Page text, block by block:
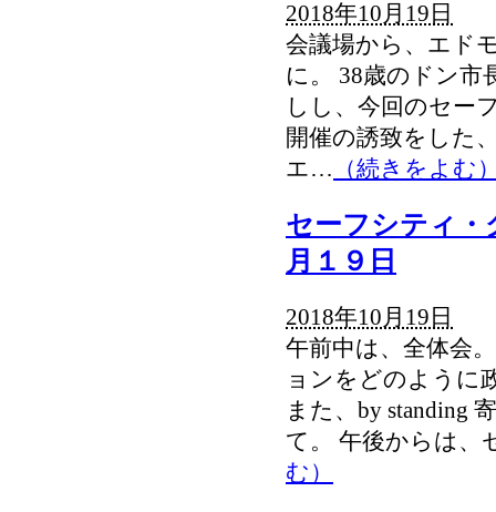
2018年10月19日
会議場から、エド
に。 38歳のドン市
しし、今回のセー
開催の誘致をした
エ… （続きをよむ
セーフシティ
月１９日
2018年10月19日
午前中は、全体会
ョンをどのように
また、by standing
て。 午後からは
む）